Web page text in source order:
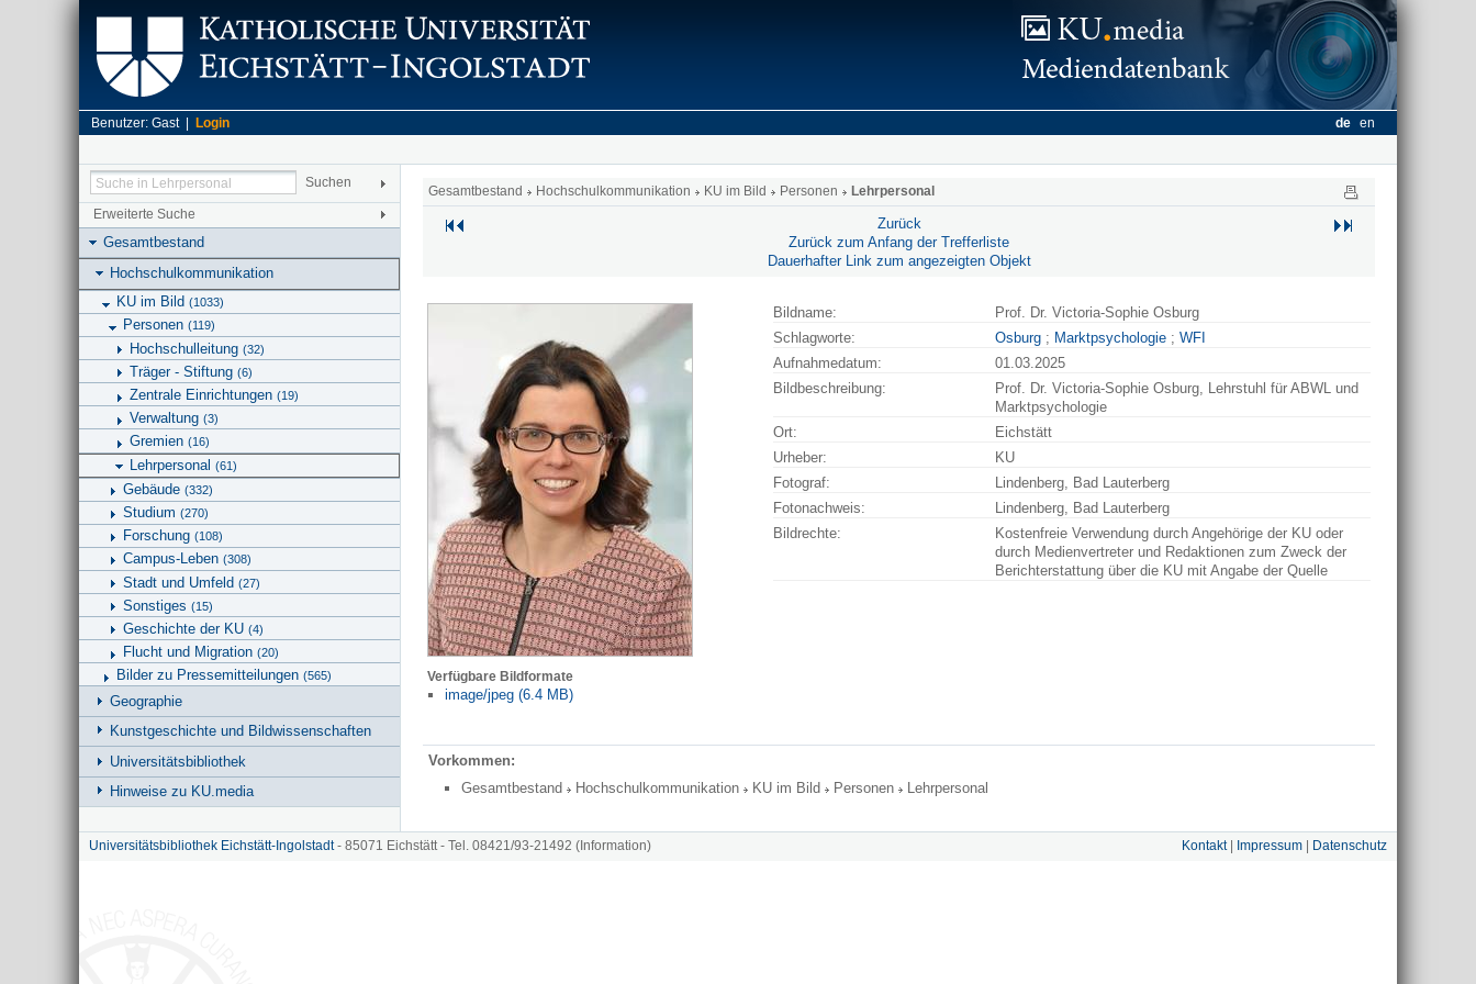
Benutzer: Gast | Login de en
Erweiterte Suche
Gesamtbestand
Hochschulkommunikation
KU im Bild (1033)
Personen (119)
Hochschulleitung (32)
Träger - Stiftung (6)
Zentrale Einrichtungen (19)
Verwaltung (3)
Gremien (16)
Lehrpersonal (61)
Gebäude (332)
Studium (270)
Forschung (108)
Campus-Leben (308)
Stadt und Umfeld (27)
Sonstiges (15)
Geschichte der KU (4)
Flucht und Migration (20)
Bilder zu Pressemitteilungen (565)
Geographie
Kunstgeschichte und Bildwissenschaften
Universitätsbibliothek
Hinweise zu KU.media
Gesamtbestand Hochschulkommunikation KU im Bild Personen Lehrpersonal
Zurück
Zurück zum Anfang der Trefferliste
Dauerhafter Link zum angezeigten Objekt
Verfügbare Bildformate
image/jpeg (6.4 MB)
Bildname:
Prof. Dr. Victoria-Sophie Osburg
Schlagworte:
Osburg ; Marktpsychologie ; WFI
Aufnahmedatum:
01.03.2025
Bildbeschreibung:
Prof. Dr. Victoria-Sophie Osburg, Lehrstuhl für ABWL und
Marktpsychologie
Ort:
Eichstätt
Urheber:
KU
Fotograf:
Lindenberg, Bad Lauterberg
Fotonachweis:
Lindenberg, Bad Lauterberg
Bildrechte:
Kostenfreie Verwendung durch Angehörige der KU oder
durch Medienvertreter und Redaktionen zum Zweck der
Berichterstattung über die KU mit Angabe der Quelle
Vorkommen:
Gesamtbestand
Hochschulkommunikation KU im Bild Personen Lehrpersonal
Universitätsbibliothek Eichstätt-Ingolstadt- 85071 Eichstätt - Tel. 08421/93-21492 (Information) Kontakt| Impressum | Datenschutz